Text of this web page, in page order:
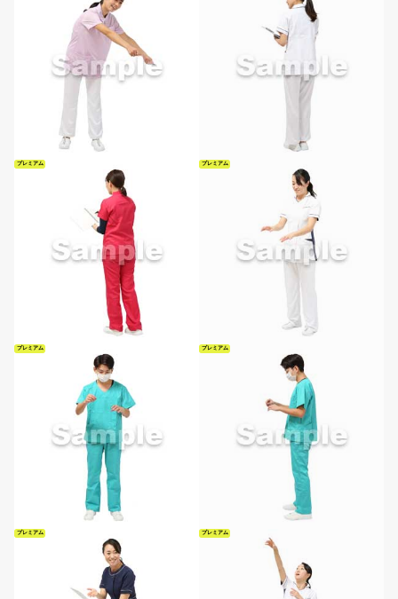
プレミアム プレミアム
プレミアム プレミアム
プレミアム プレミアム